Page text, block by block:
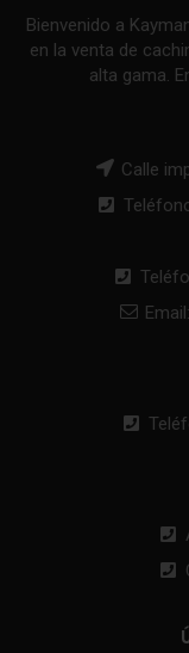
Bienvenido a
en la venta de
alta gama.
Calle